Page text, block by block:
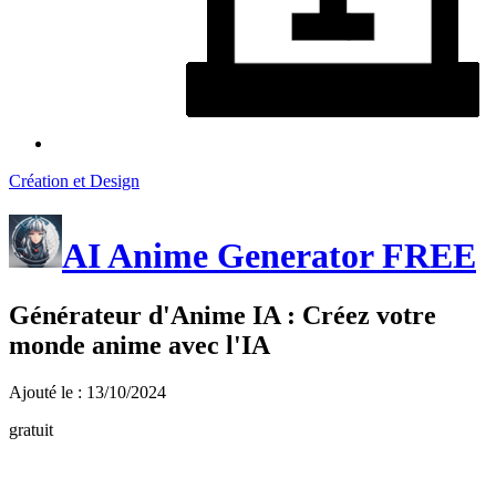
Création et Design
AI Anime Generator FREE
Générateur d'Anime IA : Créez votre
monde anime avec l'IA
Ajouté le : 13/10/2024
gratuit